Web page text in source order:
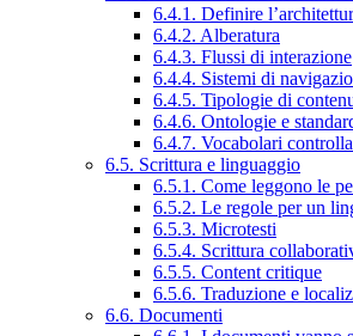
6.4.1. Definire
6.4.2. Alberatura
6.4.3. Flussi di interazione
6.4.4. Sistemi di
6.4.5. Tipologie di
6.4.6. Ontologie e
6.4.7. Vocabolari
6.5. Scrittura e linguaggio
6.5.1. Come leggono le
6.5.2. Le regole per un
6.5.3. Microtesti
6.5.4. Scrittura
6.5.5. Content critique
6.5.6. Traduzione e
6.6. Documenti